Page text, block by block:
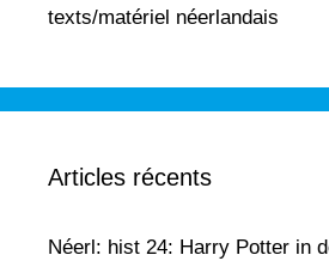
texts/matériel néerlandais
Articles récents
Néerl: hist 24: Harry Potter in